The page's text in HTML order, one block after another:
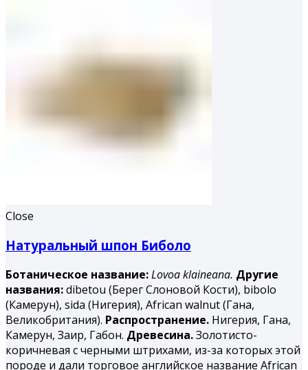
Close
Натуральный шпон Биболо
Ботаническое название:Lovoa klaineana. Другие
названия:dibetou (Берег Слоновой Кости), bibolo
(Камерун), sida (Нигерия), African walnut (Гана,
Великобритания). Распространение. Нигерия, Гана,
Камерун, Заир, Габон. Древесина.Золотисто-
коричневая с черными штрихами, из-за которых этой
породе и дали торговое английское название African